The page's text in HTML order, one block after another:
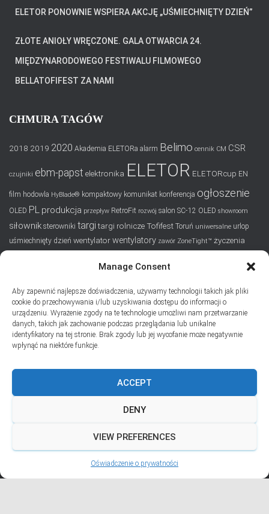
Manage Consent
Aby zapewnić najlepsze doświadczenia, używamy technologii takich jak pliki
cookie do przechowywania i/lub uzyskiwania dostępu do informacji o
urządzeniu. Wyrażenie zgody na te technologie umożliwi nam przetwarzanie
danych, takich jak zachowanie podczas przeglądania lub unikalne
identyfikatory na tej stronie. Brak zgody lub jej wycofanie może negatywnie
wpłynąć na niektóre funkcje.
ACCEPT
DENY
VIEW PREFERENCES
Oświadczenie o prywatności
ELETOR PONOWNIE WSPIERA AKCJĘ „UŚMIECHNIĘTY DZIEŃ”
ZŁOTE ANIOŁY WRĘCZONE. GALA OTWARCIA 24.
MIĘDZYNARODOWEGO FESTIWALU FILMOWEGO
BELLATOFIFEST ZA NAMI
CHMURA TAGÓW
2018 2019 2020 Akademia ELETORa alarm Belimo cennik CM CSR
czujniki ebm-papst elektronika ELETOR ELETORcup EN
film hodowla HyBlade® kompaktowy komunikat konferencja ogłoszenie
OLED PL produkcja przepływ RetroFit rozwój salon SC-12 OLED showroom
siłownik sterowniki targi targi rolniczeTofifest Toruń uniwersalne urlop
uśmiechnięty dzień wentylatorwentylatory zawór ZoneTight™ życzenia
Dodaj swój adres e-mail, jeśli chciał(a)byś otrzymywać informacje
o nowych wpisach na blogu
Email
Hestia | Stworzone przezThemeIsle
Prywatność i pliki ciasteczka: Ta witryna używa plików ciasteczek.
Kontynuując korzystanie z tej witryny, wyrażasz zgodę na ich używanie.